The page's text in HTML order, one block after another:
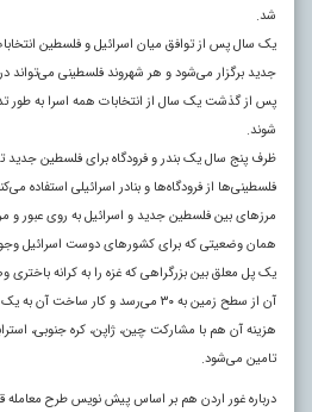
شد.
یک سال پس از توافق میان اسرائیل و فلسطین
جدید برگزار می‌شود و هر شهروند فلسطینی می‌تواند
پس از گذشت یک سال از انتخابات همه اسرا به طور
شوند.
ظرف پنج سال یک بندر و فرودگاه برای فلسطین
فلسطینی‌ها از فرودگاه‌ها و بنادر اسرائیلی استفاده
مرزهای بین فلسطین جدید و اسرائیل به روی عبور و
همان وضعیتی که برای کشورهای دوست اسرائیل
یک پل معلق بین بزرگراهی که غزه را به کرانه
آن از سطح زمین به ۳۰ می‌رسد و کار
هزینه آن هم با مشارکت چین، ژاپن، کره جنوبی،
تامین می‌شود.
درباره غور اردن هم بر اساس پیش نویس طرح معامله